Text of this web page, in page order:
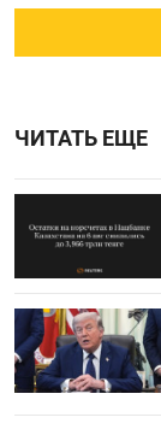
ЧИТАТЬ ЕЩЕ